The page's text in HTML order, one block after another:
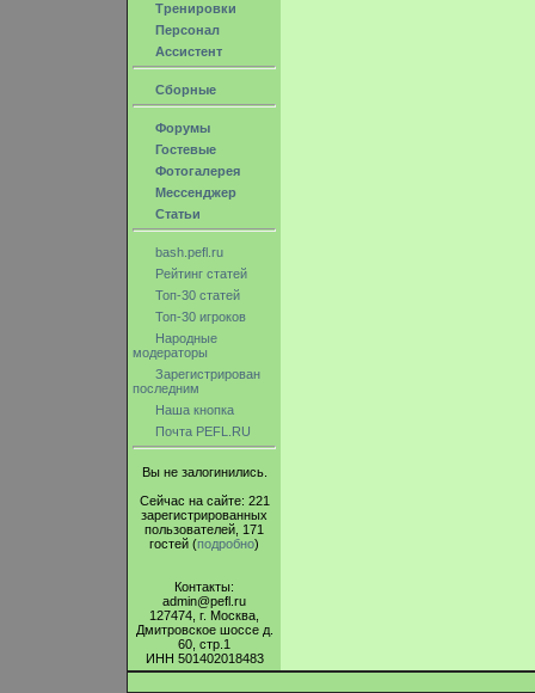
Тренировки
Персонал
Ассистент
Сборные
Форумы
Гостевые
Фотогалерея
Мессенджер
Статьи
bash.pefl.ru
Рейтинг статей
Топ-30 статей
Топ-30 игроков
Народные
модераторы
Зарегистрирован
последним
Наша кнопка
Почта PEFL.RU
Вы не залогинились.
Сейчас на сайте: 221
зарегистрированных
пользователей, 171
гостей (подробно)
Контакты:
admin@pefl.ru
127474, г. Москва,
Дмитровское шоссе д.
60, стр.1
ИНН 501402018483